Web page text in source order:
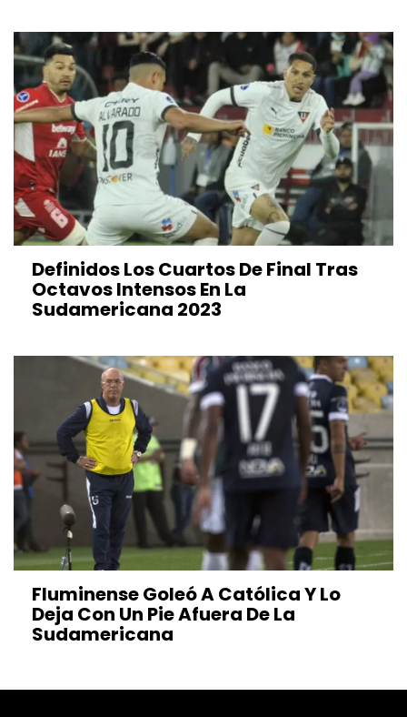
Definidos Los Cuartos De Final Tras
Octavos Intensos En La
Sudamericana 2023
Fluminense Goleó A Católica Y Lo
Deja Con Un Pie Afuera De La
Sudamericana